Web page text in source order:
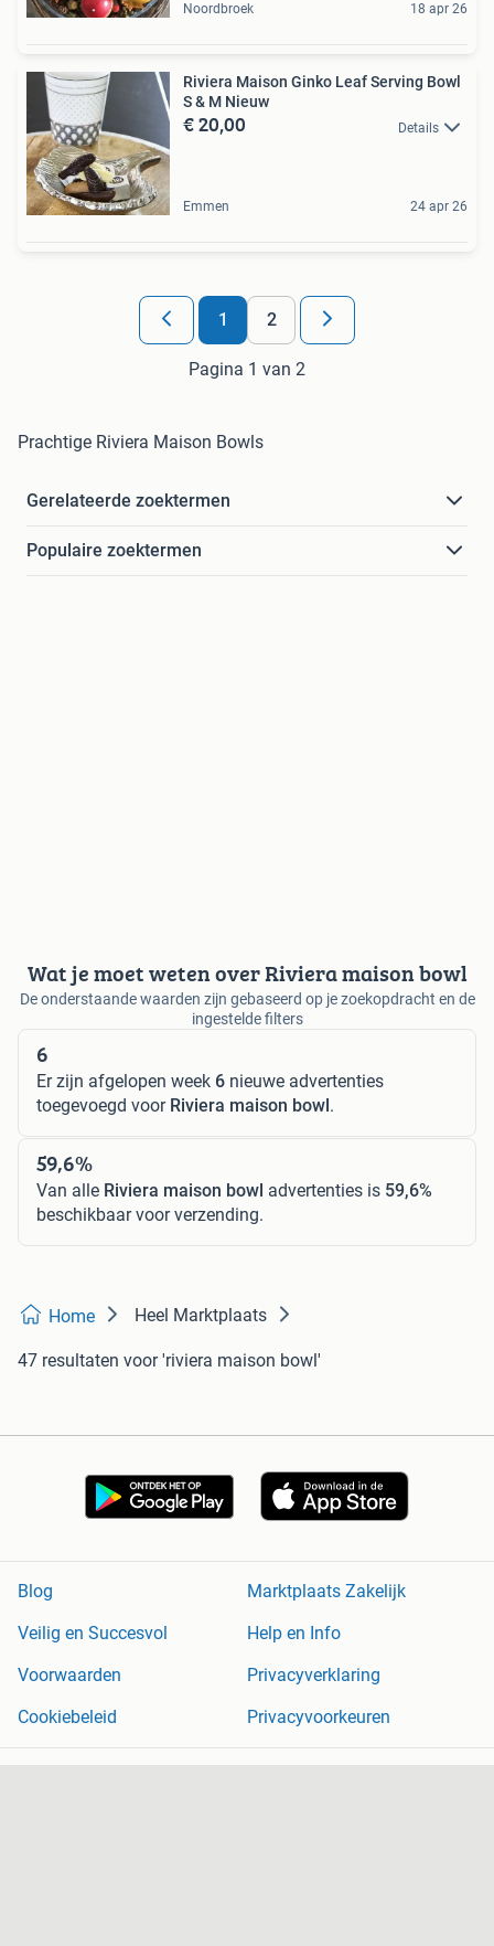
Noordbroek 18 apr 26
Riviera Maison Ginko Leaf Serving Bowl
S & M Nieuw
€ 20,00 Details
Emmen 24 apr 26
1 2
Pagina 1 van 2
Prachtige Riviera Maison Bowls
Gerelateerde zoektermen
Populaire zoektermen
Wat je moet weten over Riviera maison bowl
De onderstaande waarden zijn gebaseerd op je zoekopdracht en de
ingestelde filters
6
Er zijn afgelopen week 6 nieuwe advertenties
toegevoegd voor Riviera maison bowl .
59,6%
Van alle Riviera maison bowl advertenties is 59,6%
beschikbaar voor verzending.
Home Heel Marktplaats
47 resultaten voor 'riviera maison bowl'
Blog
Marktplaats Zakelijk
Veilig en Succesvol
Help en Info
Voorwaarden
Privacyverklaring
Cookiebeleid
Privacyvoorkeuren